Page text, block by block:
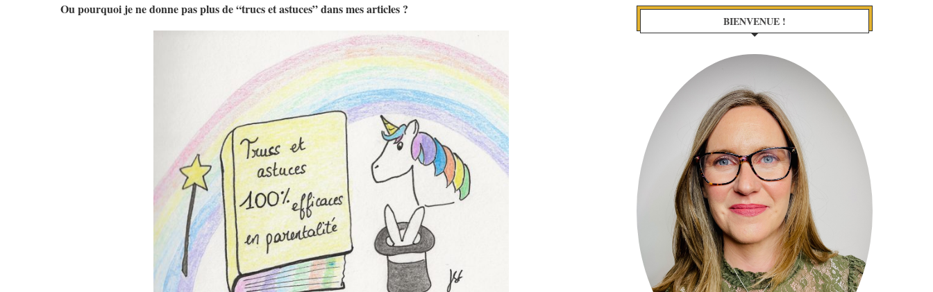
Ou pourquoi je ne donne pas plus de “trucs et astuces” dans mes articles ?
BIENVENUE !